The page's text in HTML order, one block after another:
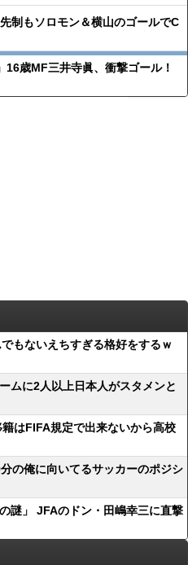
制もソロモン＆横山のゴールでC
歳MF三井寺眞、衝撃ゴール！
もないえちすぎる格好をするｗ
ムに2人以上日本人がスタメンと
はFIFA規定で出来ないから高校
の俺に向いてるサッカーのポジシ
謎」 JFAのドン・田嶋幸三に直撃